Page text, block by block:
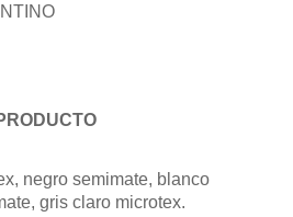
negro semimate, blanco
gris claro microtex.